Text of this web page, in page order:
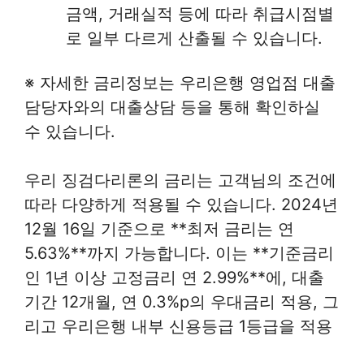
금액, 거래실적 등에 따라 취급시점별
로 일부 다르게 산출될 수 있습니다.
※ 자세한 금리정보는 우리은행 영업점 대출
담당자와의 대출상담 등을 통해 확인하실
수 있습니다.
우리 징검다리론의 금리는 고객님의 조건에
따라 다양하게 적용될 수 있습니다. 2024년
12월 16일 기준으로 **최저 금리는 연
5.63%**까지 가능합니다. 이는 **기준금리
인 1년 이상 고정금리 연 2.99%**에, 대출
기간 12개월, 연 0.3%p의 우대금리 적용, 그
리고 우리은행 내부 신용등급 1등급을 적용